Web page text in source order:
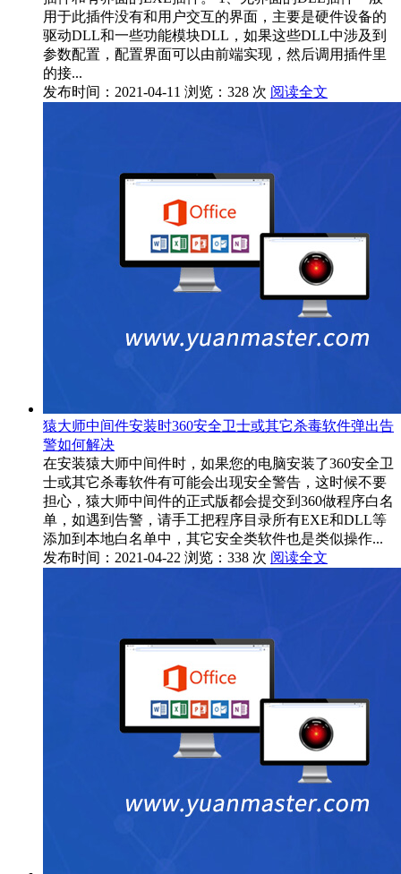
用于此插件没有和用户交互的界面，主要是硬件设备的
驱动DLL和一些功能模块DLL，如果这些DLL中涉及到
参数配置，配置界面可以由前端实现，然后调用插件里
的接...
发布时间：2021-04-11 浏览：328 次 阅读全文
猿大师中间件安装时360安全卫士或其它杀毒软件弹出告
警如何解决
在安装猿大师中间件时，如果您的电脑安装了360安全卫
士或其它杀毒软件有可能会出现安全警告，这时候不要
担心，猿大师中间件的正式版都会提交到360做程序白名
单，如遇到告警，请手工把程序目录所有EXE和DLL等
添加到本地白名单中，其它安全类软件也是类似操作...
发布时间：2021-04-22 浏览：338 次 阅读全文